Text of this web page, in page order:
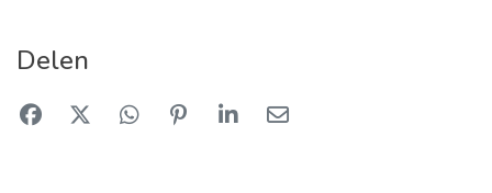
Delen